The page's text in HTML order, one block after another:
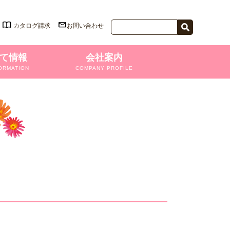
カタログ請求 お問い合わせ
情報 会社案内
COMPANY PROFILE